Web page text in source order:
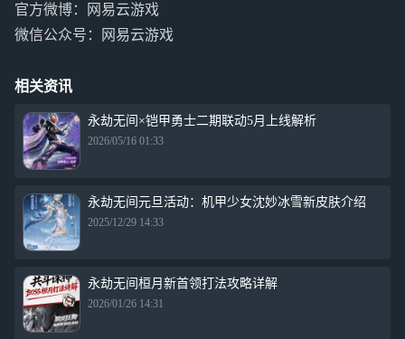
官方微博：网易云游戏
微信公众号：网易云游戏
相关资讯
永劫无间×铠甲勇士二期联动5月上线解析
2026/05/16 01:33
永劫无间元旦活动：机甲少女沈妙冰雪新皮肤介绍
2025/12/29 14:33
永劫无间桓月新首领打法攻略详解
2026/01/26 14:31